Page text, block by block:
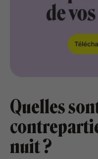
Quelles
nuit ?